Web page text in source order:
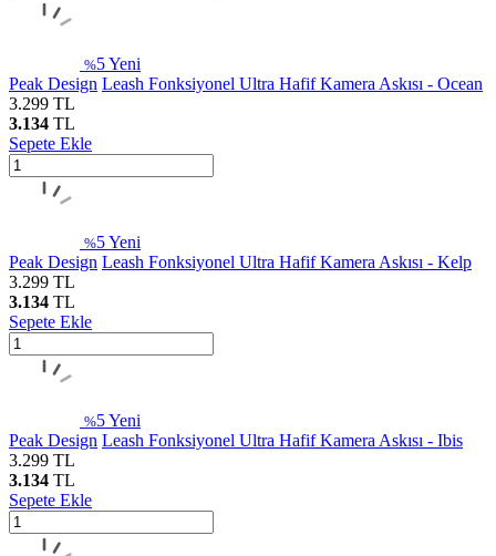
%5Yeni
Peak Design Leash Fonksiyonel Ultra Hafif Kamera Askısı - Ocean
3.299 TL
3.134 TL
Sepete Ekle
%5Yeni
Peak Design Leash Fonksiyonel Ultra Hafif Kamera Askısı - Kelp
3.299 TL
3.134 TL
Sepete Ekle
%5Yeni
Peak Design Leash Fonksiyonel Ultra Hafif Kamera Askısı - Ibis
3.299 TL
3.134 TL
Sepete Ekle